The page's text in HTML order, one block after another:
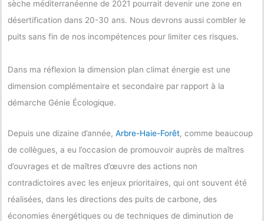
sèche méditerranéenne de 2021 pourrait devenir une zone en
désertification dans 20-30 ans. Nous devrons aussi combler le
puits sans fin de nos incompétences pour limiter ces risques.
Dans ma réflexion la dimension plan climat énergie est une
dimension complémentaire et secondaire par rapport à la
démarche Génie Écologique.
Depuis une dizaine d’année, Arbre-Haie-Forêt, comme beaucoup
de collègues, a eu l’occasion de promouvoir auprès de maîtres
d’ouvrages et de maîtres d’œuvre des actions non
contradictoires avec les enjeux prioritaires, qui ont souvent été
réalisées, dans les directions des puits de carbone, des
économies énergétiques ou de techniques de diminution de